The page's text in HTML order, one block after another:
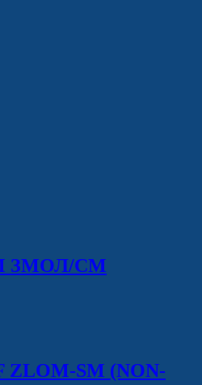
ЗМОЛ/СМ
ZLOM-SM (NON-